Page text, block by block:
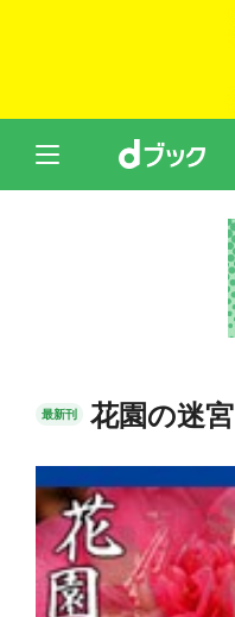
最新刊 花園の迷宮